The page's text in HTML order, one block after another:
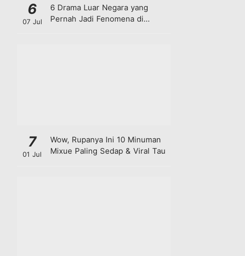
6
07 Jul
6 Drama Luar Negara yang
Pernah Jadi Fenomena di
7
01 Jul
Wow, Rupanya Ini 10 Minuman
Mixue Paling Sedap & Viral Tau